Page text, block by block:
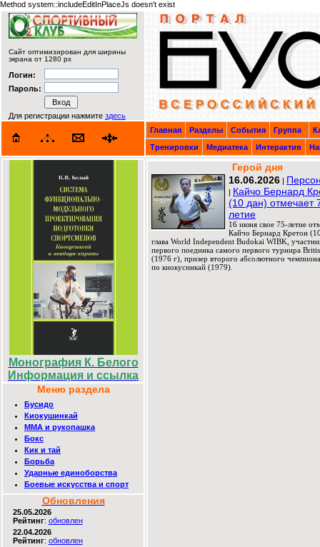
Method system::includeEditInPlaceJs doesn't exist
Сайт оптимизирован для ширины
экрана от 1280 px
Логин:
Пароль:
Для регистрации нажмите здесь
Главная
Разделы События Группа
Тренировки
Медиатека Интерактив
Монография К. Белого
Информация и ссылка
Меню раздела
Бусидо
Киокушинкай
MMA и рукопашка
Бокс
Кик и тай
Борьба
Ударные единоборства
Боевые искусства и спорт
Обновления
25.05.2026
Рейтинг: обновлен
22.04.2026
Рейтинг: обновлен
Герой дня
16.06.2026 |
| Кайчо Бернард
(10 дан) отмечает
летие
16 июня свое 75-летие
Кайчо Бернард Кретон
глава World Independent Budokai WIBK,
первого поединка самого первого турнира
(1976 г), призер второго абсолютного
по киокусинкай (1979).